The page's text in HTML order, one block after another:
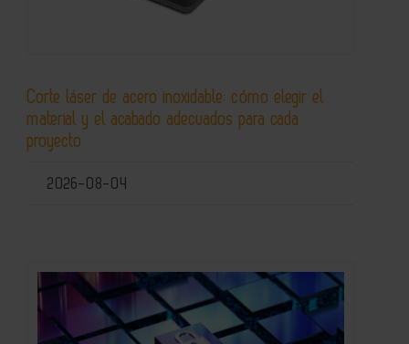
Corte láser de acero inoxidable: cómo elegir el
material y el acabado adecuados para cada
proyecto
2026-08-04